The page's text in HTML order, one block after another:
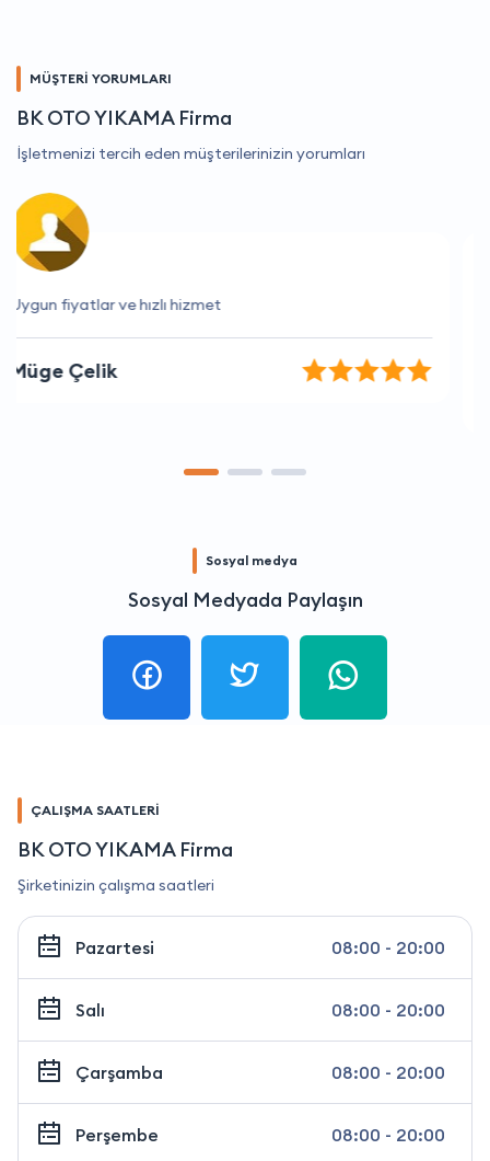
MÜŞTERİ YORUMLARI
BK OTO YIKAMA Firma
İşletmenizi tercih eden müşterilerinizin yorumları
İhtiyaçlarımı tam olarak anlayan ve yardımcı olan bir
firma.
Sosyal medya
Sosyal Medyada Paylaşın
ÇALIŞMA SAATLERİ
BK OTO YIKAMA Firma
Şirketinizin çalışma saatleri
Pazartesi 08:00 - 20:00
Salı 08:00 - 20:00
Çarşamba 08:00 - 20:00
Perşembe 08:00 - 20:00